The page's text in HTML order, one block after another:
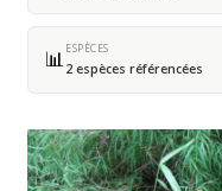
📊ESPÈCES
2 espèces référencées